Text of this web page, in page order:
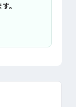
。